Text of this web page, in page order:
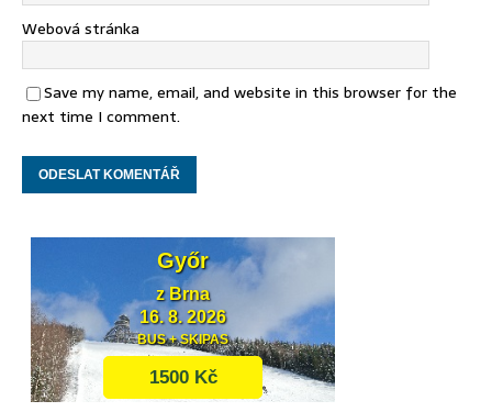
Webová stránka
Save my name, email, and website in this browser for the
next time I comment.